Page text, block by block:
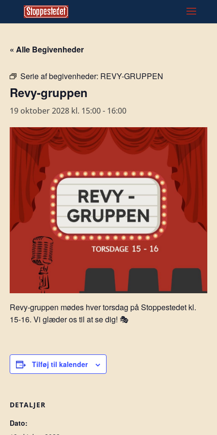
« Alle Begivenheder
Serie af begivenheder: REVY-GRUPPEN
Revy-gruppen
19 oktober 2028 kl. 15:00- 16:00
Revy-gruppen mødes hver torsdag på Stoppestedet kl.
15-16. Vi glæder os til at se dig! 🎭
Tilføj til kalender
DETALJER
Dato: